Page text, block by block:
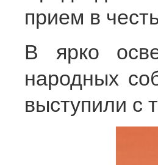
прием в
В ярко
народных
выступили с